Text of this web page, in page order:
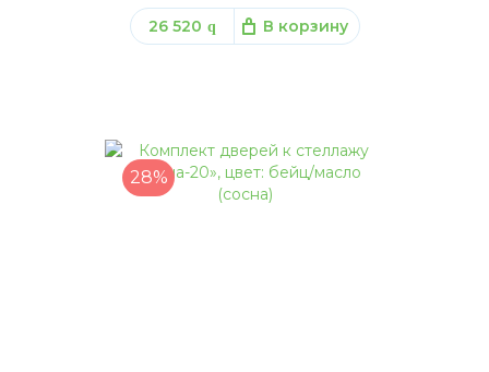
26 520 q В корзину
28%